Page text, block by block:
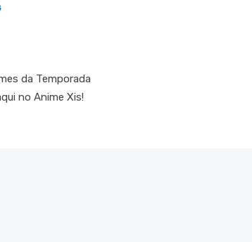
da Temporada
no Anime Xis!